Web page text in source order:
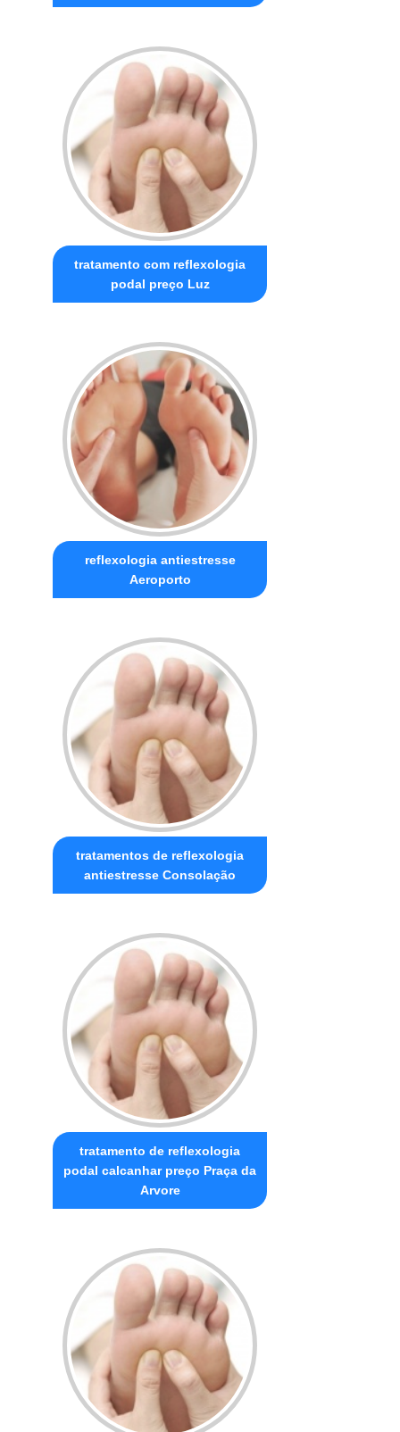
tratamento com reflexologia
podal preço Luz
reflexologia antiestresse
Aeroporto
tratamentos de reflexologia
antiestresse Consolação
tratamento de reflexologia
podal calcanhar preço Praça da
Arvore